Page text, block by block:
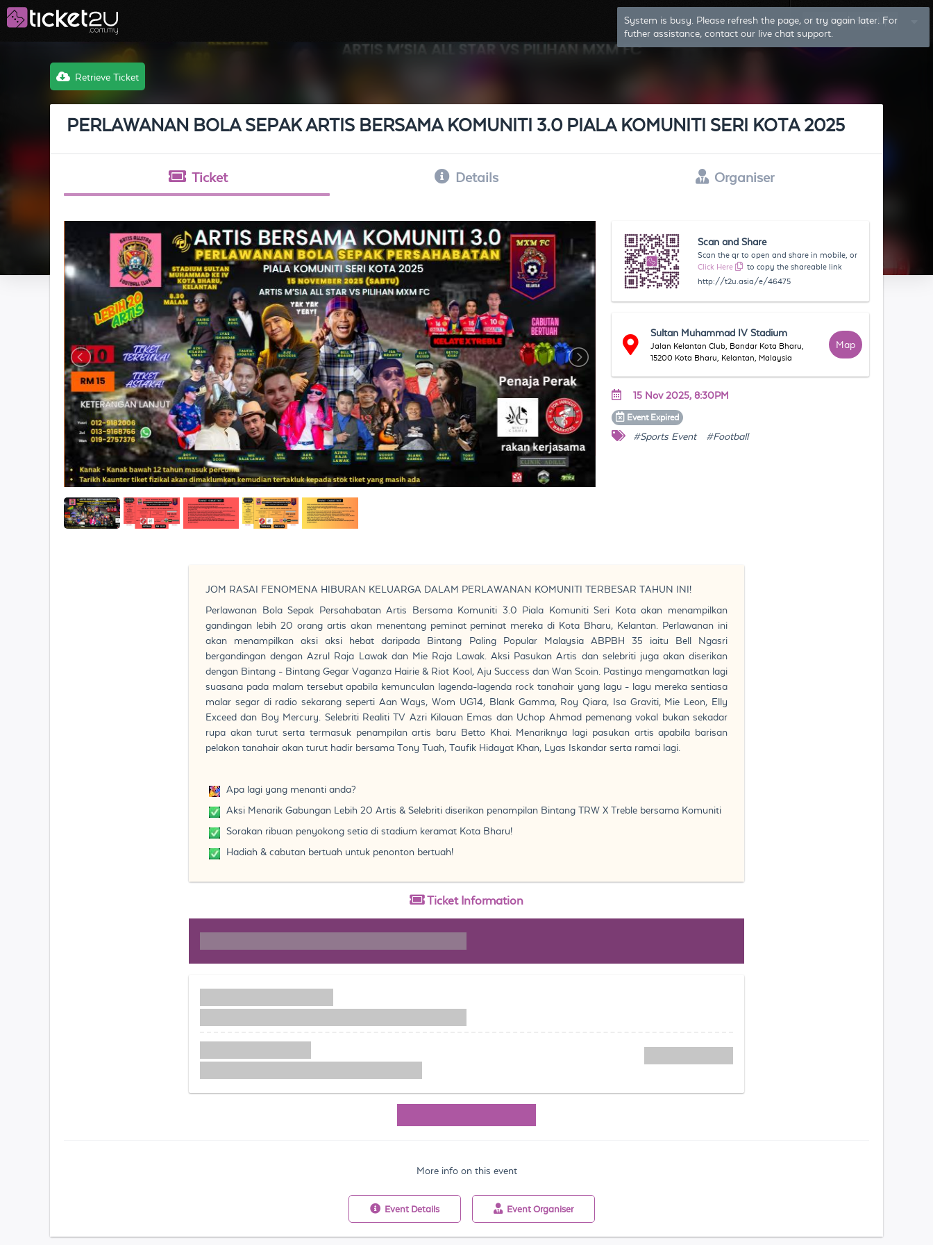
System is busy. Please refresh the page, or try again later. For
futher assistance, contact our live chat support.
Log In Sign Up
Retrieve Ticket
PERLAWANAN BOLA SEPAK ARTIS BERSAMA KOMUNITI 3.0 PIALA KOMUNITI SERI KOTA 2025
Ticket Details Organiser
Scan and Share
Scan the qr to open and share in mobile, or
Click Here
to copy the shareable link
http://t2u.asia/e/46475
Sultan Muhammad IV Stadium
Jalan Kelantan Club, Bandar Kota Bharu,
15200 Kota Bharu, Kelantan, Malaysia
Map
15 Nov 2025, 8:30PM
Event Expired
#Sports Event #Football
JOM RASAI FENOMENA HIBURAN KELUARGA DALAM PERLAWANAN KOMUNITI TERBESAR TAHUN INI!
Perlawanan Bola Sepak Persahabatan Artis Bersama Komuniti 3.0 Piala Komuniti Seri Kota akan menampilkan
gandingan lebih 20 orang artis akan menentang peminat peminat mereka di Kota Bharu, Kelantan. Perlawanan ini
akan menampilkan aksi aksi hebat daripada Bintang Paling Popular Malaysia ABPBH 35 iaitu Bell Ngasri
bergandingan dengan Azrul Raja Lawak dan Mie Raja Lawak. Aksi Pasukan Artis dan selebriti juga akan diserikan
dengan Bintang - Bintang Gegar Vaganza Hairie & Riot Kool, Aju Success dan Wan Scoin. Pastinya mengamatkan lagi
suasana pada malam tersebut apabila kemunculan lagenda-lagenda rock tanahair yang lagu - lagu mereka sentiasa
malar segar di radio sekarang seperti Aan Ways, Wom UG14, Blank Gamma, Roy Qiara, Isa Graviti, Mie Leon, Elly
Exceed dan Boy Mercury. Selebriti Realiti TV Azri Kilauan Emas dan Uchop Ahmad pemenang vokal bukan sekadar
rupa akan turut serta termasuk penampilan artis baru Betto Khai. Menariknya lagi pasukan artis apabila barisan
pelakon tanahair akan turut hadir bersama Tony Tuah, Taufik Hidayat Khan, Lyas Iskandar serta ramai lagi.
Apa lagi yang menanti anda?
Aksi Menarik Gabungan Lebih 20 Artis & Selebriti diserikan penampilan Bintang TRW X Treble bersama Komuniti
Sorakan ribuan penyokong setia di stadium keramat Kota Bharu!
Hadiah & cabutan bertuah untuk penonton bertuah!
Ticket Information
More info on this event
Event Details Event Organiser